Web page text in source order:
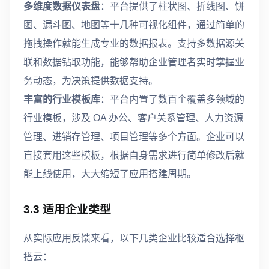
多维度数据仪表盘：平台提供了柱状图、折线图、饼
图、漏斗图、地图等十几种可视化组件，通过简单的
拖拽操作就能生成专业的数据报表。支持多数据源关
联和数据钻取功能，能够帮助企业管理者实时掌握业
务动态，为决策提供数据支持。
丰富的行业模板库：平台内置了数百个覆盖多领域的
行业模板，涉及 OA 办公、客户关系管理、人力资源
管理、进销存管理、项目管理等多个方面。企业可以
直接套用这些模板，根据自身需求进行简单修改后就
能上线使用，大大缩短了应用搭建周期。
3.3 适用企业类型
从实际应用反馈来看，以下几类企业比较适合选择枢
搭云：